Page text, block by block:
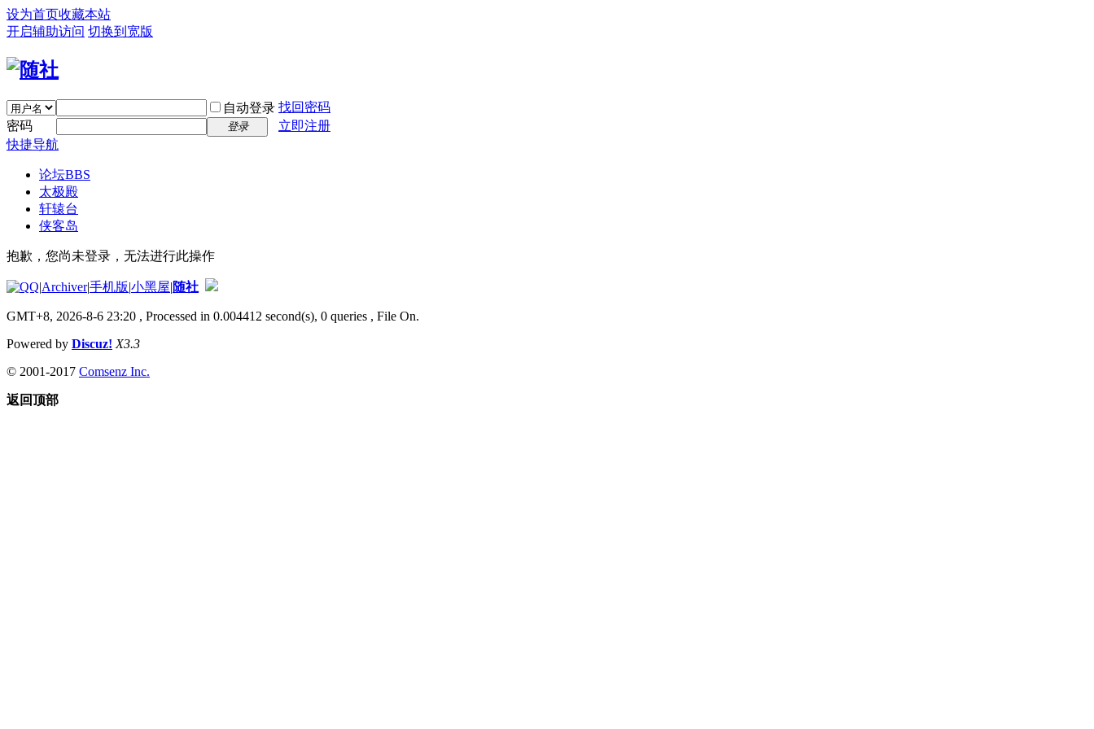
设为首页收藏本站
开启辅助访问 切换到宽版
自动登录 找回密码
密码
登录
立即注册
快捷导航
论坛BBS
太极殿
轩辕台
侠客岛
抱歉，您尚未登录，无法进行此操作
|Archiver|手机版|小黑屋|随社
GMT+8, 2026-8-6 23:20 , Processed in 0.004412 second(s), 0 queries , File On.
Powered by Discuz! X3.3
© 2001-2017 Comsenz Inc.
返回顶部